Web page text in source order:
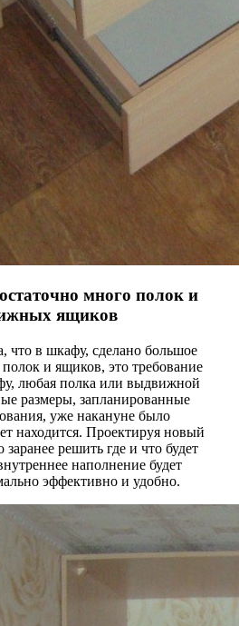
много полок и
ящиков
что в шкафу, сделано большое
и ящиков, это требование
любая полка или выдвижной
размеры, запланированные
уже накануне было
находится. Проектируя новый
решить где и что будет
наполнение будет
эффективно и удобно.